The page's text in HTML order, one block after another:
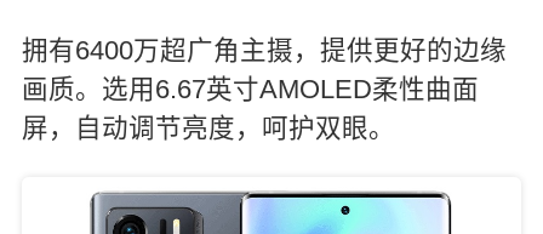
拥有6400万超广角主摄，提供更好的边缘
画质。选用6.67英寸AMOLED柔性曲面
屏，自动调节亮度，呵护双眼。